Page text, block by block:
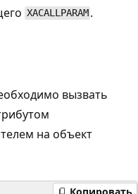
XACALLPARAM .
вызвать
на объект